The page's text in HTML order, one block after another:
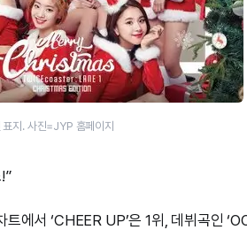
지. 사진=JYP 홈페이지
에서 ‘CHEER UP’은 1위, 데뷔곡인